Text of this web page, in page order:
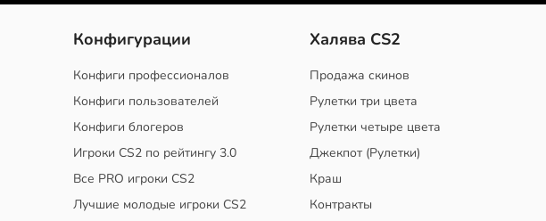
Конфигурации
Конфиги профессионалов
Конфиги пользователей
Конфиги блогеров
Игроки CS2 по рейтингу 3.0
Все PRO игроки CS2
Лучшие молодые игроки CS2
Халява CS2
Продажа скинов
Рулетки три цвета
Рулетки четыре цвета
Джекпот (Рулетки)
Краш
Контракты